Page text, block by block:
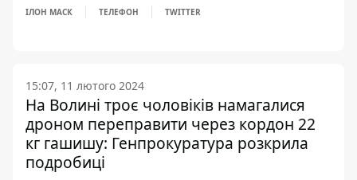
ІЛОН МАСК ТЕЛЕФОН TWITTER
15:07, 11 лютого 2024
На Волині троє чоловіків намагалися
дроном переправити через кордон 22
кг гашишу: Генпрокуратура розкрила
подробиці